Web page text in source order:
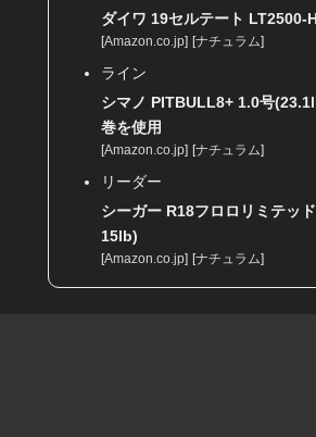
ダイワ 19セルテート LT2500-
[Amazon.co.jp] [ナチュラム]
ライン
シマノ PITBULL8+ 1.0号
巻を使用
[Amazon.co.jp] [ナチュラム]
リーダー
シーガー R18フロロリミテッ
15lb)
[Amazon.co.jp] [ナチュラム]